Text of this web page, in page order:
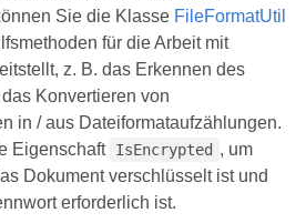
Sie die Klasse FileFormatUtil
für die Arbeit mit
z. B. das Erkennen des
Konvertieren von
in / aus Dateiformataufzählungen.
Eigenschaft IsEncrypted , um
Dokument verschlüsselt ist und
erforderlich ist.